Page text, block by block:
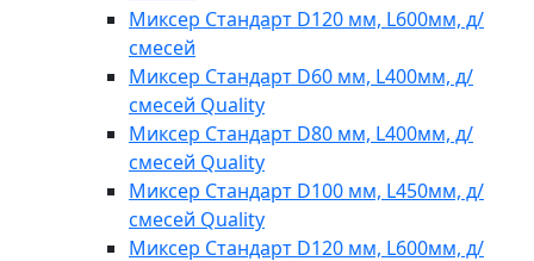
Миксер Стандарт D120 мм, L600мм, д/
смесей
Миксер Стандарт D60 мм, L400мм, д/
смесей Quality
Миксер Стандарт D80 мм, L400мм, д/
смесей Quality
Миксер Стандарт D100 мм, L450мм, д/
смесей Quality
Миксер Стандарт D120 мм, L600мм, д/